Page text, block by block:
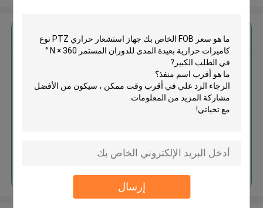
إرسال
احصل على افضل سعر ل
كاميرات حرارية بعيدة المدى للدوران
المستمر N × 360 ° في الطلب الكبير
استمر